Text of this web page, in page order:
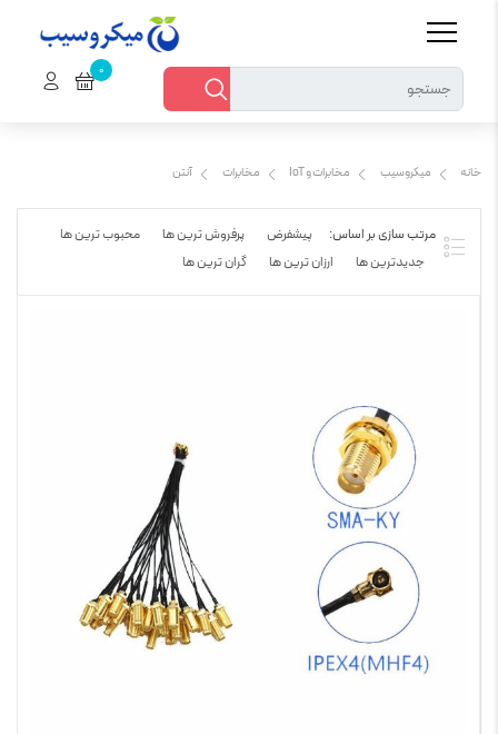
خانه میکروسیب مخابرات و IoT مخابرات آنتن
پیشفرض پرفروش ترین ها
محبوب ترین ها
جدیدترین ها
ارزان ترین ها گران ترین ها